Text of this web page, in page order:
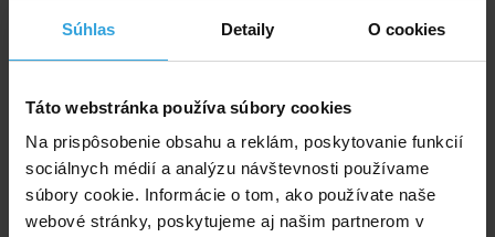
Súhlas Detaily O cookies
Táto webstránka používa súbory cookies
Na prispôsobenie obsahu a reklám, poskytovanie funkcií
sociálnych médií a analýzu návštevnosti používame
súbory cookie. Informácie o tom, ako používate naše
webové stránky, poskytujeme aj našim partnerom v
75,20 EUR bez DPH 92,50 EUR
Spýtajte sa predavača
Podrobný popis